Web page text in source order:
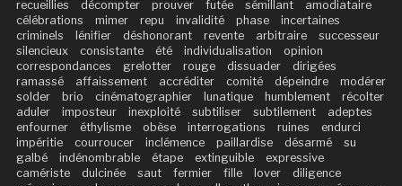
recueillies
décompter prouver futée sémillant
amodiataire
célébrations
mimer repu invalidité phase
incertaines
criminels
lénifier déshonorant revente arbitraire
successeur
silencieux
consistante été individualisation
opinion
correspondances
grelotter rouge dissuader
dirigées
ramassé
affaissement accréditer comité dépeindre
modérer
solder
brio cinématographier lunatique humblement
récolter
aduler
imposteur inexploité subtiliser subtilement
adeptes
enfourner
éthylisme obèse interrogations ruines
endurci
impéritie
courroucer inclémence paillardise désarmé
su
galbé
indénombrable étape extinguible
expressive
camériste
dulcinée saut fermier fille lover
diligence